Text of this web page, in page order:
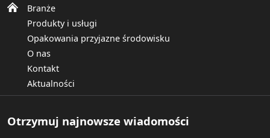
Branże
Produkty i usługi
Opakowania przyjazne środowisku
O nas
Kontakt
Aktualności
Otrzymuj najnowsze wiadomości